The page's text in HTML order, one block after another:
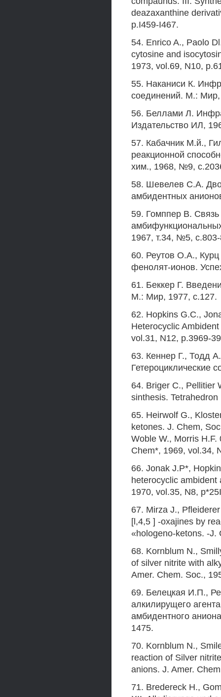
deazaxanthine
p.I459-I467.
54. Enrico A., Paolo
cytosine and
1973, vol.69, N10,
55. Наканиси К.
соединений. М.: Мир,
56. Беллами Л.
Издательство ИЛ,
57. Кабачник М.й.,
реакционной
хим., 1968, №9,
58. Шевелев С.А.
амбидентных
59. Гомппер В.
1967, т.34, №5,
60. Реутов О.А.,
фенолят-ионов.
61. Беккер Г.
М.: Мир, 1977, с.127.
62. Hopkins G.C.,
Heterocyclic
vol.31, N12, p.3969-
63. Кеннер Г., Тодд
Гетероциклические
64. Briger С., Pellitier
sinthesis.
65. Heirwolf G.,
ketones. J. Chem,
Woble W., Morris
Chem*, 1969, vol.34,
66. Jonak J.P*,
heterocyclic
1970, vol.35, N8,
67. Mirza J.,
[l,4,5 ] -oxajines by
«hologeno-ketons. -J.
68. Kornblum N.,
of silver nitrite with
Amer. Chem. Soc.,
69. Белецкая И.П.,
алкилирущего
амбидентного
1475.
70. Kornblum N.,
reaction of Silver
anions. J. Amer.
71. Bredereck H.,